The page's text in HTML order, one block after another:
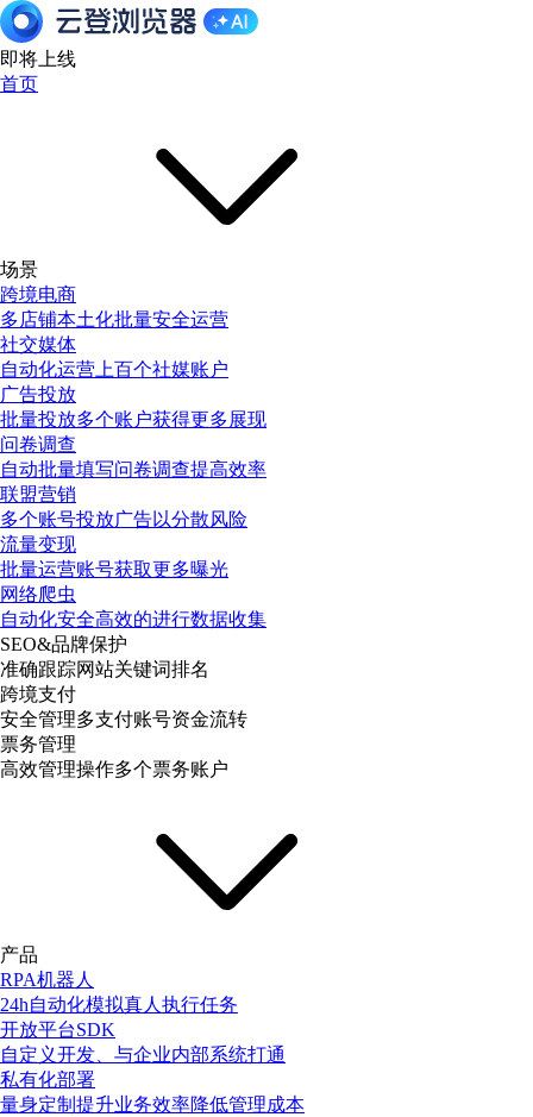
即将上线
首页
场景
跨境电商
多店铺本土化批量安全运营
社交媒体
自动化运营上百个社媒账户
广告投放
批量投放多个账户获得更多展现
问卷调查
自动批量填写问卷调查提高效率
联盟营销
多个账号投放广告以分散风险
流量变现
批量运营账号获取更多曝光
网络爬虫
自动化安全高效的进行数据收集
SEO&品牌保护
准确跟踪网站关键词排名
跨境支付
安全管理多支付账号资金流转
票务管理
高效管理操作多个票务账户
产品
RPA机器人
24h自动化模拟真人执行任务
开放平台SDK
自定义开发、与企业内部系统打通
私有化部署
量身定制提升业务效率降低管理成本